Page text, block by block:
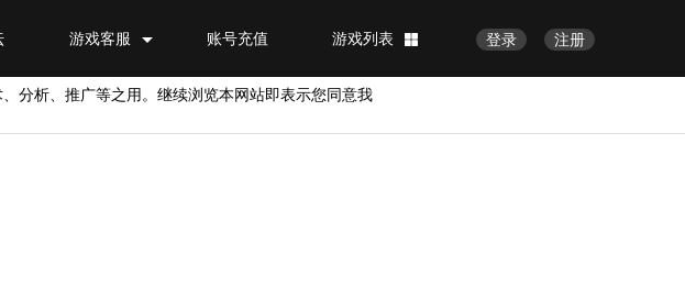
注册
登录
游戏列表
账号充值
游戏客服
、分析、推广等之用。继续浏览本网站即表示您同意我